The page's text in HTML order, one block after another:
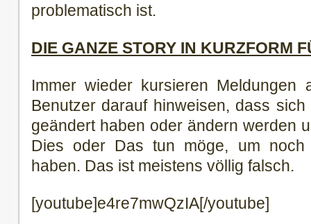
problematisch ist.
DIE GANZE STORY IN KURZFORM
Immer wieder kursieren Meldungen
Benutzer darauf hinweisen, dass
geändert haben oder ändern werden
Dies oder Das tun möge, um
haben. Das ist meistens völlig falsch.
[youtube]e4re7mwQzIA[/youtube]